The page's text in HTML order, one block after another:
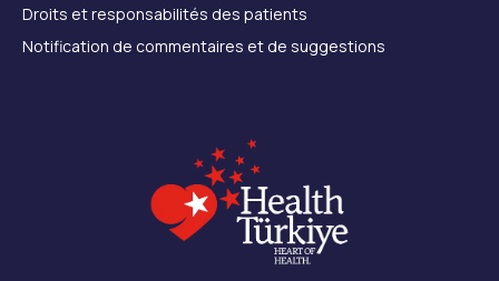
Droits et responsabilités des patients
Notification de commentaires et de suggestions